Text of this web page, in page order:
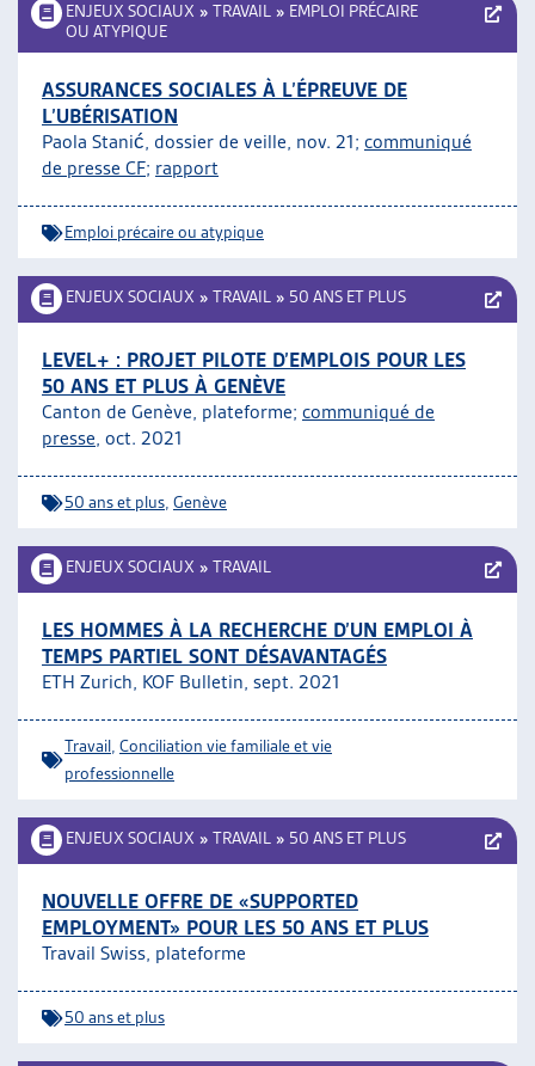
ENJEUX SOCIAUX » TRAVAIL » EMPLOI PRÉCAIRE
OU ATYPIQUE
ASSURANCES SOCIALES À L’ÉPREUVE DE
L’UBÉRISATION
Paola Stanić, dossier de veille, nov. 21; communiqué
de presse CF; rapport
Emploi précaire ou atypique
ENJEUX SOCIAUX » TRAVAIL » 50 ANS ET PLUS
LEVEL+ : PROJET PILOTE D’EMPLOIS POUR LES
50 ANS ET PLUS À GENÈVE
Canton de Genève, plateforme; communiqué de
presse, oct. 2021
50 ans et plus Genève
ENJEUX SOCIAUX » TRAVAIL
LES HOMMES À LA RECHERCHE D’UN EMPLOI À
TEMPS PARTIEL SONT DÉSAVANTAGÉS
ETH Zurich, KOF Bulletin, sept. 2021
Travail Conciliation vie familiale et vie
professionnelle
ENJEUX SOCIAUX » TRAVAIL » 50 ANS ET PLUS
NOUVELLE OFFRE DE «SUPPORTED
EMPLOYMENT» POUR LES 50 ANS ET PLUS
Travail Swiss, plateforme
50 ans et plus